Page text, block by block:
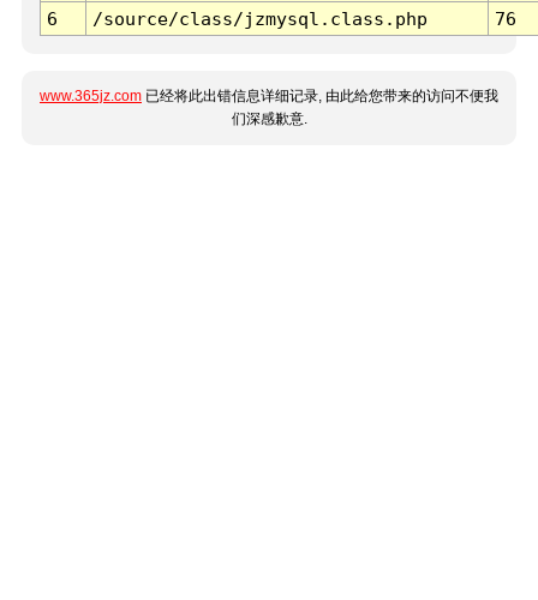
6
/source/class/jzmysql.class.php 76
www.365jz.com 已经将此出错信息详细记录, 由此给您带来的访问不便我
们深感歉意.